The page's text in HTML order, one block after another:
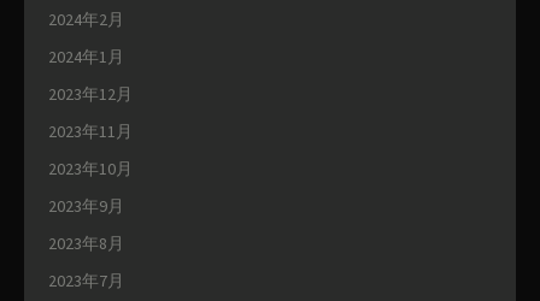
2024年2月
2024年1月
2023年12月
2023年11月
2023年10月
2023年9月
2023年8月
2023年7月